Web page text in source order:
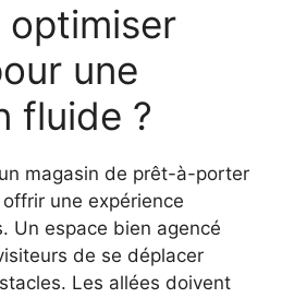
optimiser
une
fluide ?
magasin de prêt-à-porter
une expérience
Un espace bien agencé
de se déplacer
Les allées doivent